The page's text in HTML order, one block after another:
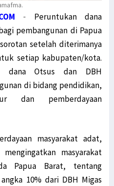
- Peruntukan dana
pembangunan di Papua
setelah diterimanya
setiap kabupaten/kota.
dana Otsus dan DBH
di bidang pendidikan,
dan pemberdayaan
masyarakat adat,
masyarakat
Papua Barat, tentang
10% dari DBH Migas